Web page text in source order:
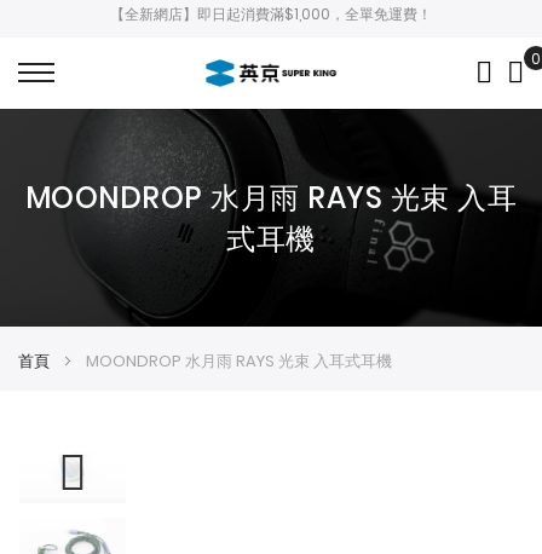
【全新網店】即日起消費滿$1,000，全單免運費！
0
MOONDROP 水月雨 RAYS 光束 入耳
式耳機
首頁 MOONDROP 水月雨 RAYS 光束 入耳式耳機
end
beginning